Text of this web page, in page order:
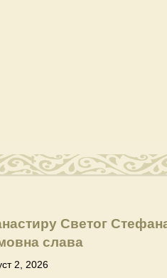
Светог
слава
2, 2026